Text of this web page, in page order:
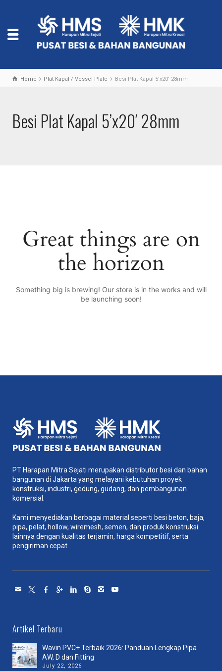
Home Plat Kapal / Vessel Plate Besi Plat Kapal 5’x20′ 28mm
Besi Plat Kapal 5’x20′ 28mm
Great things are on
the horizon
Something big is brewing! Our store is in the works and will
be launching soon!
PT Harapan Mitra Sejati merupakan distributor besi dan bahan
bangunan di Jakarta yang melayani kebutuhan proyek
konstruksi, industri, gedung, gudang, dan pembangunan
komersial.
Kami menyediakan berbagai material seperti besi beton, baja,
pipa, pelat, hollow, wiremesh, semen, dan produk konstruksi
lainnya dengan kualitas terjamin, harga kompetitif, serta
pengiriman cepat.
Artikel Terbaru
Wavin PVC+ Terbaik 2026: Panduan Lengkap Pipa
AW, D dan Fitting
July 22, 2026